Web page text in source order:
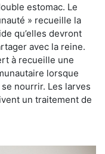
estomac. Le
» recueille la
qu’elles devront
avec la reine.
à recueille une
lorsque
nourrir. Les larves
un traitement de